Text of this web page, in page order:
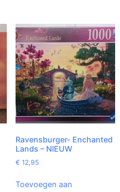
Ravensburger- Enchanted
Lands – NIEUW
€ 12,95
Toevoegen aan